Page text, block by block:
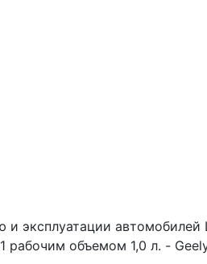
и эксплуатации
объемом 1,0 л. -